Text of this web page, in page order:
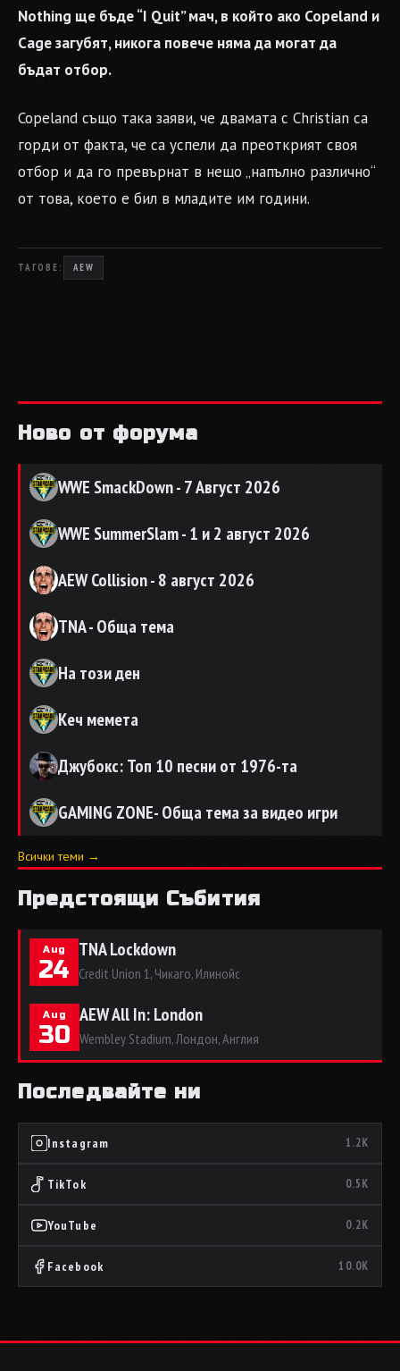
Nothing ще бъде “I Quit” мач, в който ако Copeland и
Cage загубят, никога повече няма да могат да
бъдат отбор.
Copeland също така заяви, че двамата с Christian са
горди от факта, че са успели да преоткрият своя
отбор и да го превърнат в нещо „напълно различно“
от това, което е бил в младите им години.
ТАГОВЕ: AEW
Ново от форума
WWE SmackDown - 7 Август 2026
WWE SummerSlam - 1 и 2 август 2026
AEW Collision - 8 август 2026
TNA - Обща тема
На този ден
Кеч мемета
Джубокс: Топ 10 песни от 1976-та
GAMING ZONE- Обща тема за видео игри
Всички теми →
Предстоящи Събития
Aug
24
TNA Lockdown
Credit Union 1, Чикаго, Илинойс
Aug
30
AEW All In: London
Wembley Stadium, Лондон, Англия
Последвайте ни
Instagram 1.2K
TikTok 0.5K
YouTube 0.2K
Facebook 10.0K